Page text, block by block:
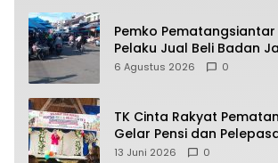
Pemko Pematangsiantar
Pelaku Jual Beli Badan
6 Agustus 2026 0
TK Cinta Rakyat
Gelar Pensi dan
13 Juni 2026 0